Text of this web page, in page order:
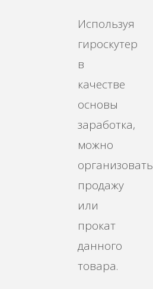
Используя
гироскутер
в
качестве
основы
заработка,
можно
организовать
продажу
или
прокат
данного
товара.